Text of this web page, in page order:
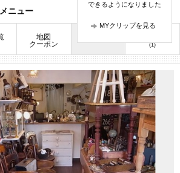
できるようになりました
MYクリップを見る
ニュー
地図
クーポン
(1)